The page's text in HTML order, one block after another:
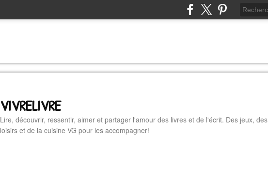
VIVRELIVRE
Lire, découvrir, ressentir, aimer et partager l'amour des livres et de l'écrit. Des jeux, des
loisirs et de la cuisine VG pour les accompagner!